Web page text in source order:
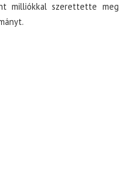
milliókkal szerettette meg